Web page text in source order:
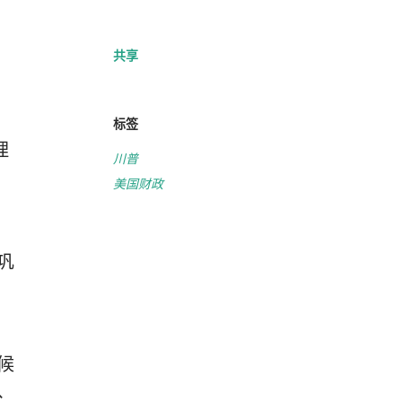
共享
标签
川普
美国财政